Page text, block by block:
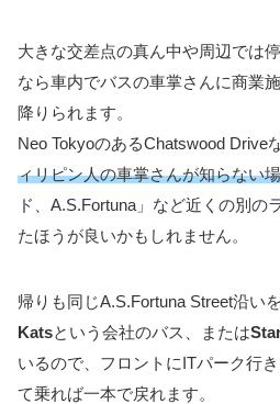
大きな交差点の真ん中や周辺では
なら車内でバスの車掌さんに商業
降りられます。
Neo TokyoのあるChatswood Drive
ィリピン人の車掌さんが知らない
ド、A.S.Fortuna」など近くの別の
たほうが良いかもしれません。
帰りも同じA.S.Fortuna Street沿い
Katsという会社のバス、または
いるので、フロントにITパーク行
て乗れば一本で戻れます。